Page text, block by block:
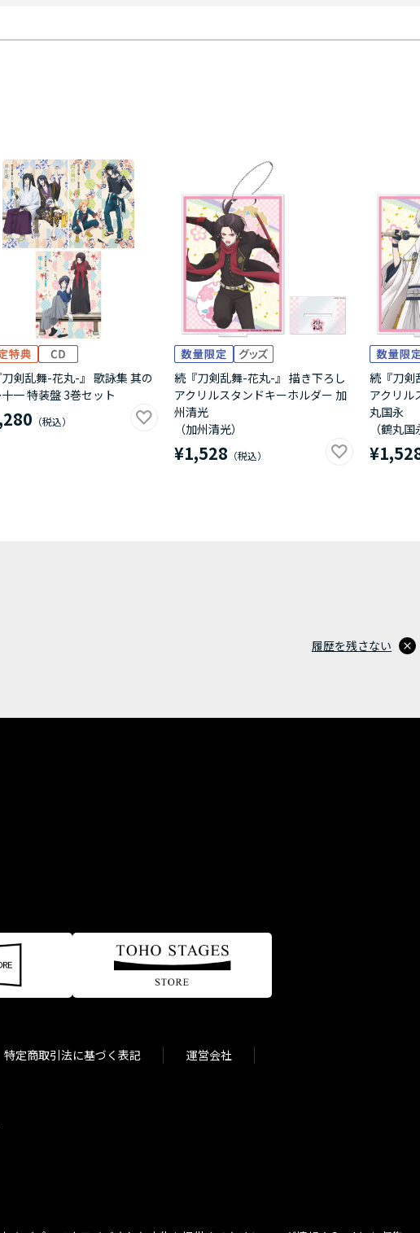
剣乱舞-花丸-』 歌詠集 其の
一 特装盤 3巻セット
続『刀剣乱舞-花丸-』 描き下ろし
アクリルスタンドキーホルダー 加
州清光
（加州清光）
¥1,528
続『刀剣
アクリル
丸国永
（鶴丸
履歴を残さない
特定商取引法に基づく表記 運営会社